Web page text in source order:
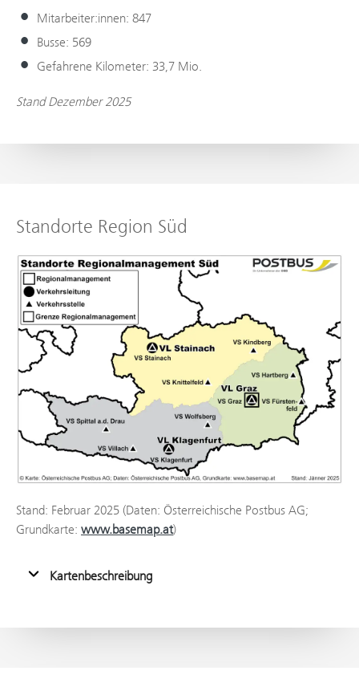
Mitarbeiter:innen: 847
Busse: 569
Gefahrene Kilometer: 33,7 Mio.
Stand Dezember 2025
Standorte Region Süd
Stand: Februar 2025 (Daten: Österreichische Postbus AG;
Grundkarte: www.basemap.at)
Kartenbeschreibung